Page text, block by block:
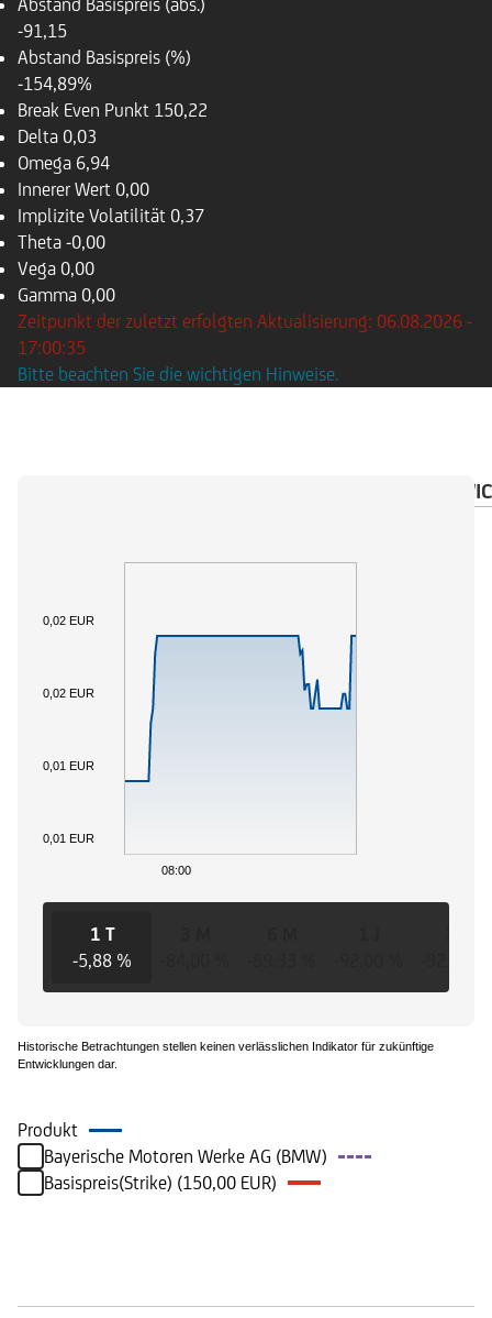
Abstand Basispreis (abs.)
-91,15
Abstand Basispreis (%)
-154,89%
Break Even Punkt 150,22
Delta 0,03
Omega 6,94
Innerer Wert 0,00
Implizite Volatilität 0,37
Theta -0,00
Vega 0,00
Gamma 0,00
Zeitpunkt der zuletzt erfolgten Aktualisierung: 06.08.2026 -
17:00:35
Bitte beachten Sie die wichtigen Hinweise.
08:00
0,01 EUR
0,01 EUR
0,02 EUR
0,02 EUR
1 T
-5,88 %
Historische Betrachtungen stellen keinen verlässlichen Indikator für zukünftige
Entwicklungen dar.
Produkt
Bayerische Motoren Werke AG (BMW)
Basispreis(Strike) (150,00 EUR)